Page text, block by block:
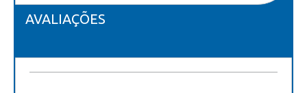
AVALIAÇÕES